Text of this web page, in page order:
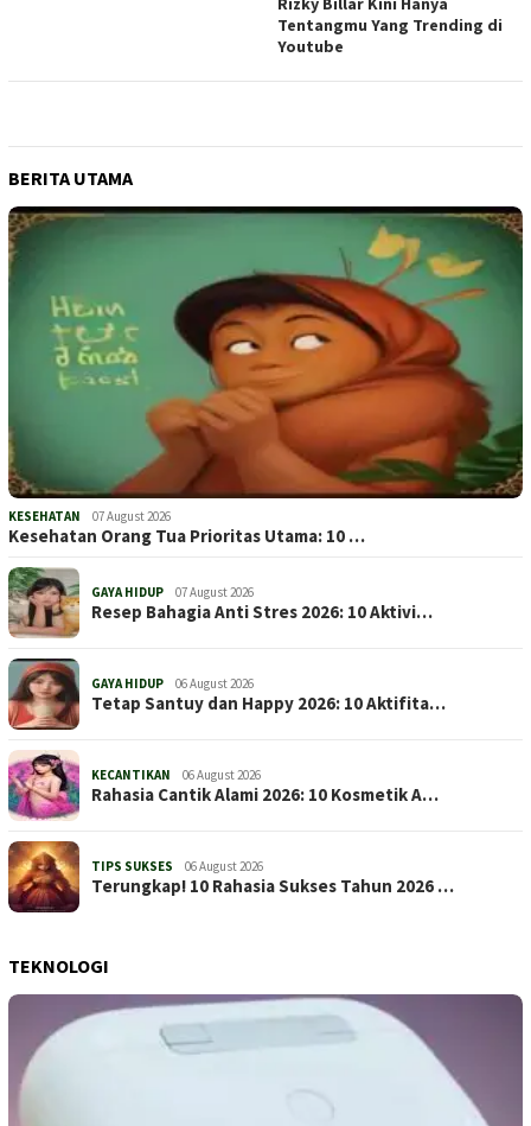
Tentangmu Yang Trending di
Youtube
BERITA UTAMA
KESEHATAN 07 August 2026
Kesehatan Orang Tua Prioritas Utama: 10 …
GAYA HIDUP 07 August 2026
Resep Bahagia Anti Stres 2026: 10 Aktivi…
GAYA HIDUP 06 August 2026
Tetap Santuy dan Happy 2026: 10 Aktifita…
KECANTIKAN 06 August 2026
Rahasia Cantik Alami 2026: 10 Kosmetik A…
TIPS SUKSES 06 August 2026
Terungkap! 10 Rahasia Sukses Tahun 2026 …
TEKNOLOGI